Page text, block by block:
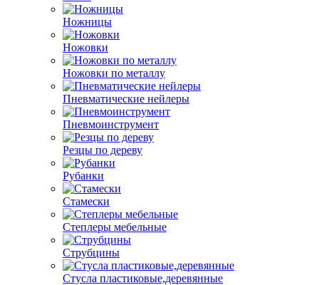
Ножницы
Ножовки
Ножовки по металлу
Пневматические нейлеры
Пневмоинструмент
Резцы по дереву
Рубанки
Стамески
Степлеры мебельные
Струбцины
Стусла пластиковые,деревянные